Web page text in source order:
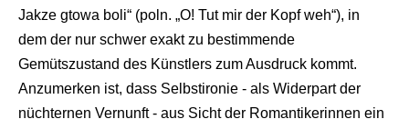
Jakze gtowa boli“ (poln. „O! Tut mir der Kopf weh“), in
dem der nur schwer exakt zu bestimmende
Gemütszustand des Künstlers zum Ausdruck kommt.
Anzumerken ist, dass Selbstironie - als Widerpart der
nüchternen Vernunft - aus Sicht der Romantikerinnen ein